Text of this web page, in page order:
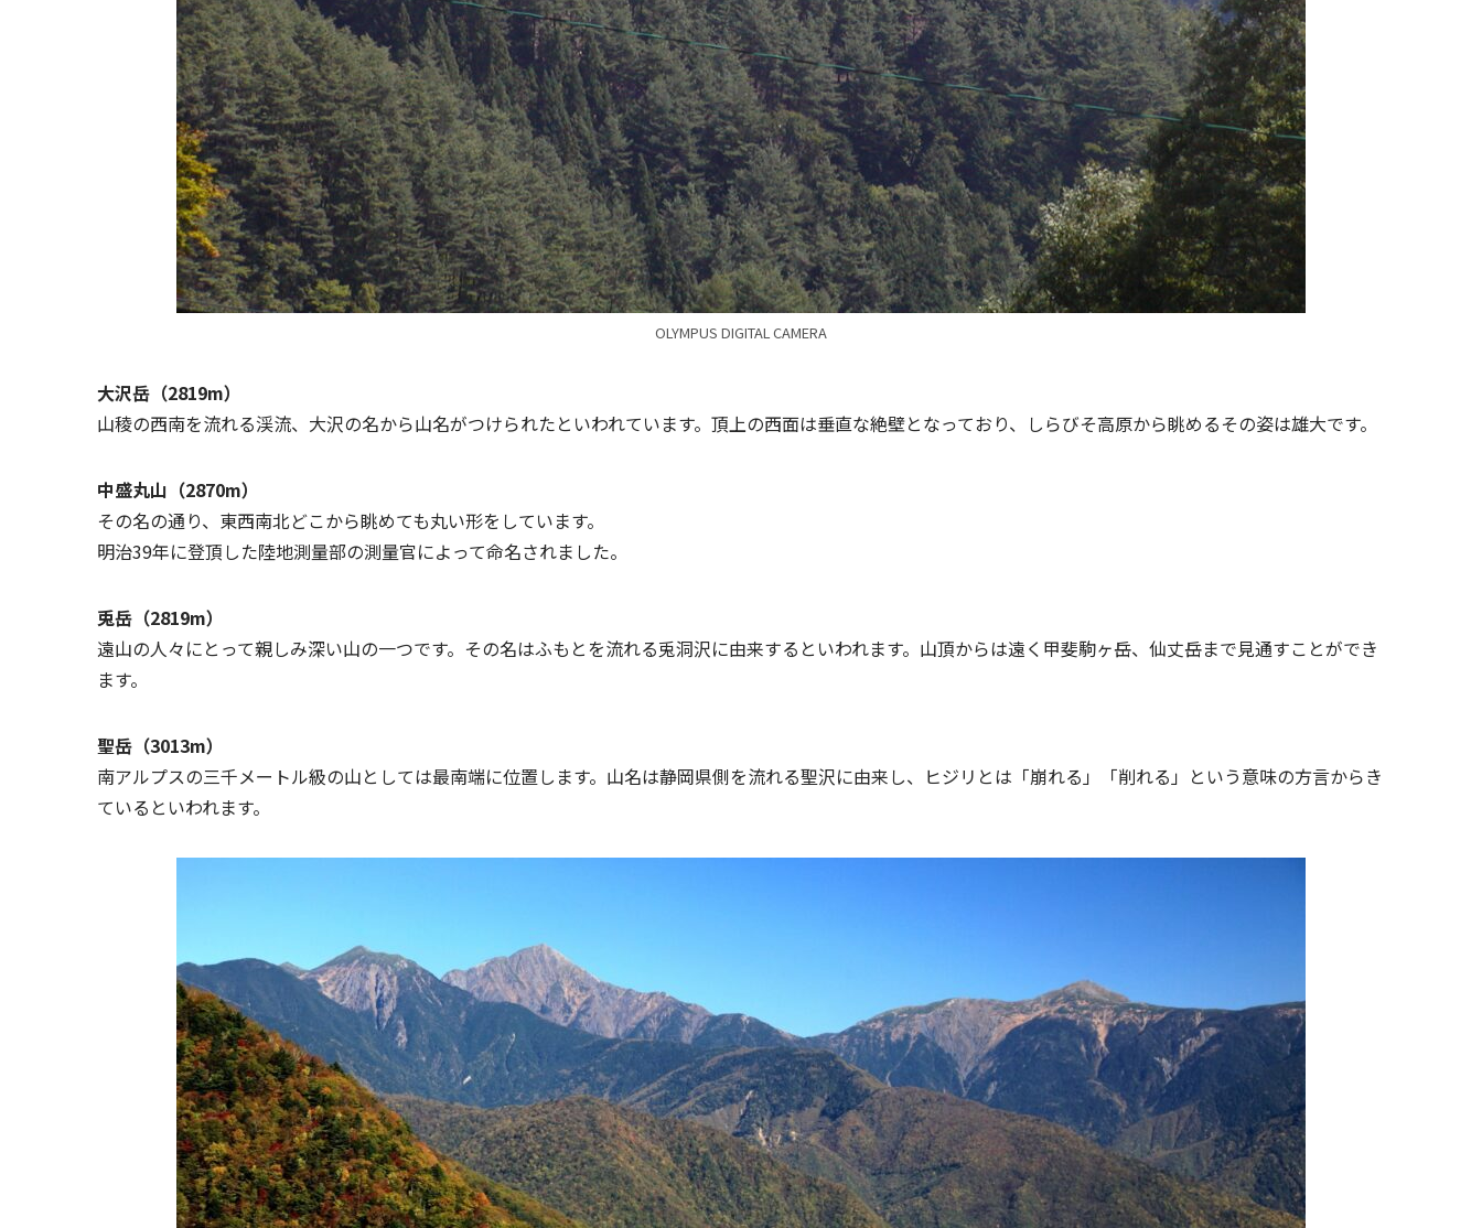
OLYMPUS DIGITAL CAMERA
大沢岳（2819m）
山稜の西南を流れる渓流、大沢の名から山名がつけられたといわれています。頂上の西面は垂直な絶壁となっており、しらびそ高原から眺めるその姿は雄大です。
中盛丸山（2870m）
その名の通り、東西南北どこから眺めても丸い形をしています。
明治39年に登頂した陸地測量部の測量官によって命名されました。
兎岳（2819m）
遠山の人々にとって親しみ深い山の一つです。その名はふもとを流れる兎洞沢に由来するといわれます。山頂からは遠く甲斐駒ヶ岳、仙丈岳まで見通すことができ
ます。
聖岳（3013m）
南アルプスの三千メートル級の山としては最南端に位置します。山名は静岡県側を流れる聖沢に由来し、ヒジリとは「崩れる」「削れる」という意味の方言からき
ているといわれます。